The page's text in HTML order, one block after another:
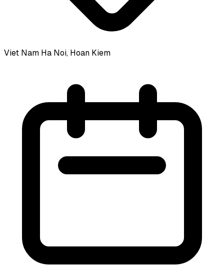
Viet Nam Ha Noi, Hoan Kiem